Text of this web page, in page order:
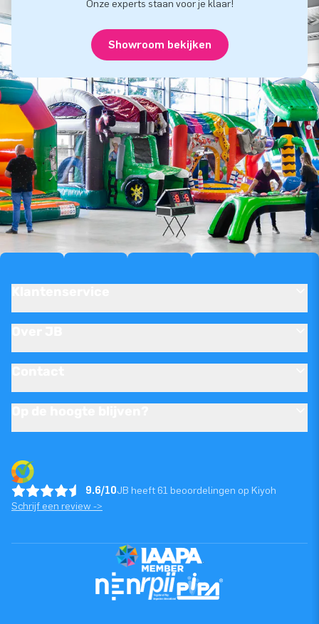
Onze experts staan voor je klaar!
Showroom bekijken
9.6/10JB heeft 61 beoordelingen op Kiyoh
Schrijf een review ->